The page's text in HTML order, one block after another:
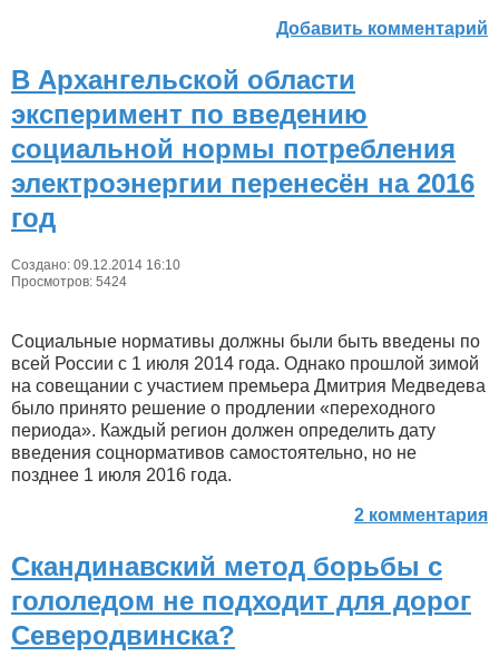
Добавить комментарий
В Архангельской области
эксперимент по введению
социальной нормы потребления
электроэнергии перенесён на 2016
год
Создано: 09.12.2014 16:10
Просмотров: 5424
Социальные нормативы должны были быть введены по
всей России с 1 июля 2014 года. Однако прошлой зимой
на совещании с участием премьера Дмитрия Медведева
было принято решение о продлении «переходного
периода». Каждый регион должен определить дату
введения соцнормативов самостоятельно, но не
позднее 1 июля 2016 года.
2 комментария
Скандинавский метод борьбы с
гололедом не подходит для дорог
Северодвинска?